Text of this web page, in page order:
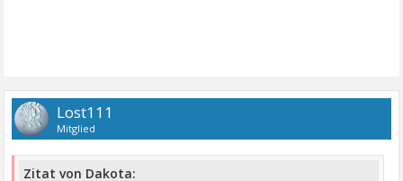
Lost111
Mitglied
Zitat von Dakota: